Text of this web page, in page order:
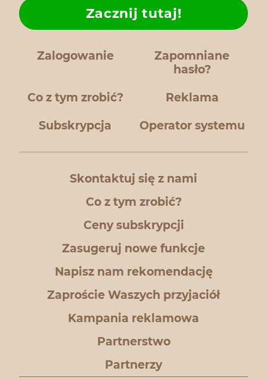
Zalogowanie
Zapomniane
hasło?
Co z tym zrobić?
Zacznij tutaj!
Reklama
Subskrypcja Operator systemu
Skontaktuj się z nami
Co z tym zrobić?
Ceny subskrypcji
Zasugeruj nowe funkcje
Napisz nam rekomendację
Zaproście Waszych przyjaciół
Kampania reklamowa
Partnerstwo
Partnerzy